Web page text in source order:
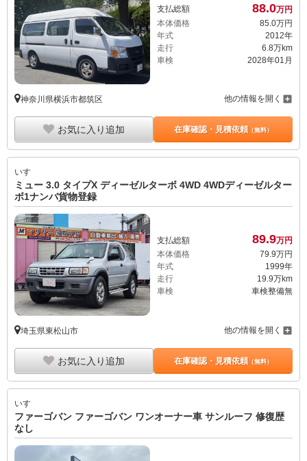
支払総額 88.0万円
本体価格
85. 0万円
年式
2012年
走行
6.8万km
車検
2028年01月
神奈川県横浜市都筑区 他の情報を開く
お気に入り追加 在庫確認・見積依頼（無料）
いすゞ
ミュー 3.0 タイプX ディーゼルターボ 4WD 4WDディーゼルター
ボ1ナンバ貨物登録
支払総額 89.9万円
本体価格
79.9万円
年式
1999年
走行
19.9万km
車検
車検整備無
埼玉県東松山市 他の情報を開く
お気に入り追加 在庫確認・見積依頼（無料）
いすゞ
ファーゴバン ファーゴバン ワンオーナー車 サンルーフ 修復歴
なし